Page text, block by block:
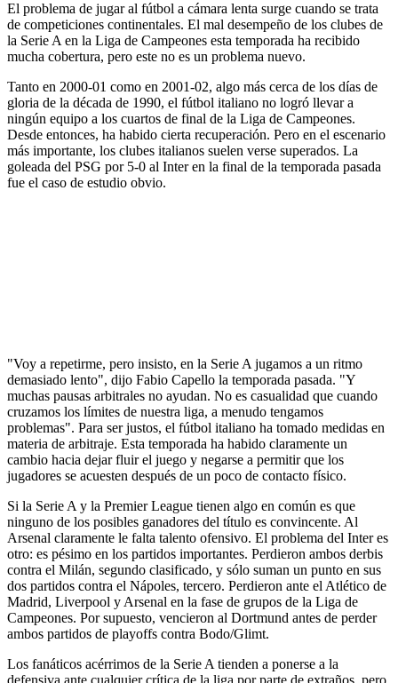
El problema de jugar al fútbol a cámara lenta surge cuando se trata
de competiciones continentales. El mal desempeño de los clubes de
la Serie A en la Liga de Campeones esta temporada ha recibido
mucha cobertura, pero este no es un problema nuevo.
Tanto en 2000-01 como en 2001-02, algo más cerca de los días de
gloria de la década de 1990, el fútbol italiano no logró llevar a
ningún equipo a los cuartos de final de la Liga de Campeones.
Desde entonces, ha habido cierta recuperación. Pero en el escenario
más importante, los clubes italianos suelen verse superados. La
goleada del PSG por 5-0 al Inter en la final de la temporada pasada
fue el caso de estudio obvio.
"Voy a repetirme, pero insisto, en la Serie A jugamos a un ritmo
demasiado lento", dijo Fabio Capello la temporada pasada. "Y
muchas pausas arbitrales no ayudan. No es casualidad que cuando
cruzamos los límites de nuestra liga, a menudo tengamos
problemas". Para ser justos, el fútbol italiano ha tomado medidas en
materia de arbitraje. Esta temporada ha habido claramente un
cambio hacia dejar fluir el juego y negarse a permitir que los
jugadores se acuesten después de un poco de contacto físico.
Si la Serie A y la Premier League tienen algo en común es que
ninguno de los posibles ganadores del título es convincente. Al
Arsenal claramente le falta talento ofensivo. El problema del Inter es
otro: es pésimo en los partidos importantes. Perdieron ambos derbis
contra el Milán, segundo clasificado, y sólo suman un punto en sus
dos partidos contra el Nápoles, tercero. Perdieron ante el Atlético de
Madrid, Liverpool y Arsenal en la fase de grupos de la Liga de
Campeones. Por supuesto, vencieron al Dortmund antes de perder
ambos partidos de playoffs contra Bodo/Glimt.
Los fanáticos acérrimos de la Serie A tienden a ponerse a la